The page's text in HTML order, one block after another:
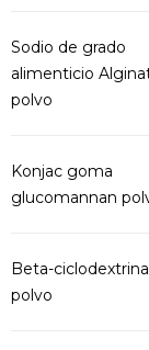
Sodio de grado
alimenticio
polvo
Konjac goma
glucomannan
Beta-ciclodextrina
polvo